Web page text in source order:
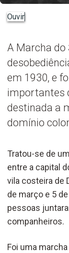
Ouvir
A Marcha do
em 1930, e
importantes
destinada a
domínio
Tratou-se de
entre a capital
vila costeira de
de março e 5
pessoas
companheiros.
Foi uma